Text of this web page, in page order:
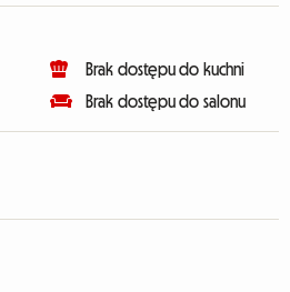
Brak dostępu do kuchni
Brak dostępu do salonu